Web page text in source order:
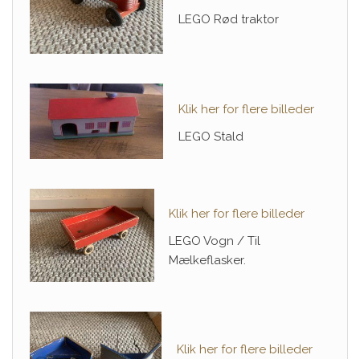
LEGO Rød traktor
Klik her for flere billeder
LEGO Stald
Klik her for flere billeder
LEGO Vogn / Til
Mælkeflasker.
Klik her for flere billeder